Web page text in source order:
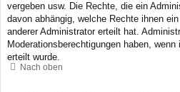
vergeben usw. Die Rechte, die ein
davon abhängig, welche Rechte ihnen
anderer Administrator erteilt hat.
Moderationsberechtigungen haben,
erteilt wurde.
Nach oben